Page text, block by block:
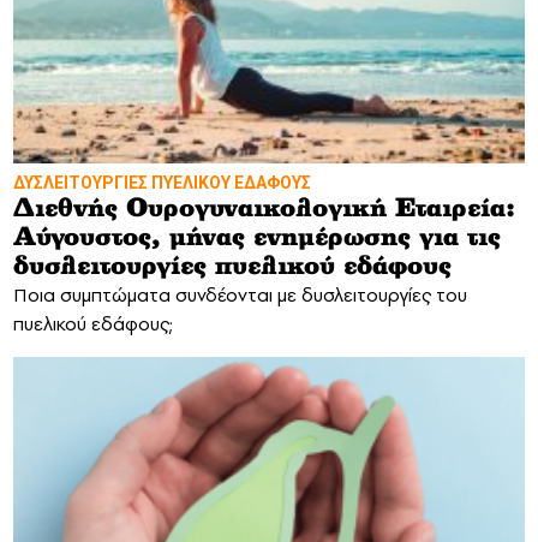
ΔΥΣΛΕΙΤΟΥΡΓΙΕΣ ΠΥΕΛΙΚΟΥ ΕΔΑΦΟΥΣ
Διεθνής Ουρογυναικολογική Εταιρεία:
Αύγουστος, μήνας ενημέρωσης για τις
δυσλειτουργίες πυελικού εδάφους
Ποια συμπτώματα συνδέονται με δυσλειτουργίες του
πυελικού εδάφους;